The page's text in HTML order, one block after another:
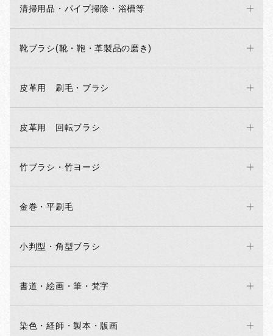
清掃用品・パイプ掃除・浴槽等
靴ブラシ(靴・鞄・革製品の磨き)
皮革用 刷毛・ブラシ
皮革用 回転ブラシ
竹ブラシ・竹ヨージ
金巻・平刷毛
小判型・角型ブラシ
書道・絵画・筆・梵字
染色・経師・製本・版画
お買い物を続ける